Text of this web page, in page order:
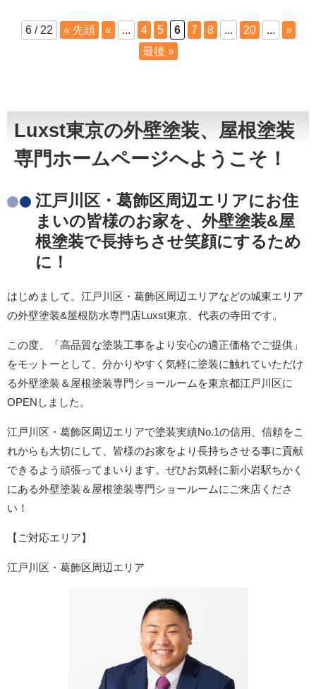
6 / 22 « 先頭 « ... 4 5 6 7 8 ... 20 ...
»
最後 »
Luxst東京の外壁塗装、屋根塗装
専門ホームページへようこそ！
江戸川区・葛飾区周辺エリアにお住
まいの皆様のお家を、外壁塗装&屋
根塗装で長持ちさせ笑顔にするため
に！
はじめまして。江戸川区・葛飾区周辺エリアなどの城東エリア
の外壁塗装&屋根防水専門店Luxst東京、代表の寺田です。
この度、「高品質な塗装工事をより安心の適正価格でご提供」
をモットーとして、分かりやすく気軽に塗装に触れていただけ
る外壁塗装＆屋根塗装専門ショールームを東京都江戸川区に
OPENしました。
江戸川区・葛飾区周辺エリアで塗装実績No.1の信用、信頼をこ
れからも大切にして、皆様のお家をより長持ちさせる事に貢献
できるよう頑張ってまいります。ぜひお気軽に新小岩駅ちかく
にある外壁塗装＆屋根塗装専門ショールームにご来店くださ
い！
【ご対応エリア】
江戸川区・葛飾区周辺エリア